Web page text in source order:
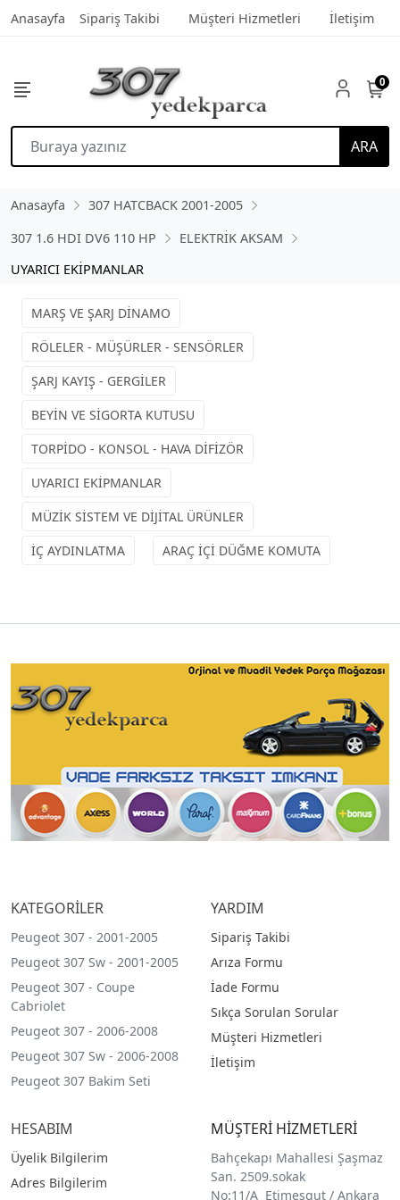
Anasayfa Sipariş Takibi Müşteri Hizmetleri İletişim
ARA
0
Anasayfa
307 HATCBACK 2001-2005
307 1.6 HDI DV6 110 HP
ELEKTRİK AKSAM
UYARICI EKİPMANLAR
MARŞ VE ŞARJ DİNAMO
RÖLELER - MÜŞÜRLER - SENSÖRLER
ŞARJ KAYIŞ - GERGİLER
BEYİN VE SİGORTA KUTUSU
TORPİDO - KONSOL - HAVA DİFİZÖR
UYARICI EKİPMANLAR
MÜZİK SİSTEM VE DİJİTAL ÜRÜNLER
İÇ AYDINLATMA
ARAÇ İÇİ DÜĞME KOMUTA
KATEGORİLER
Peugeot 307 - 2001-2005
Peugeot 307 Sw - 2001-2005
Peugeot 307 - Coupe
Cabriolet
Peugeot 307 - 2006-2008
Peugeot 307 Sw - 2006-2008
Peugeot 307 Bakim Seti
YARDIM
Sipariş Takibi
Arıza Formu
İade Formu
Sıkça Sorulan Sorular
Müşteri Hizmetleri
İletişim
HESABIM
Üyelik Bilgilerim
Adres Bilgilerim
MÜŞTERİ HİZMETLERİ
Bahçekapı Mahallesi Şaşmaz
San. 2509.sokak
No:11/A Etimesgut / Ankara